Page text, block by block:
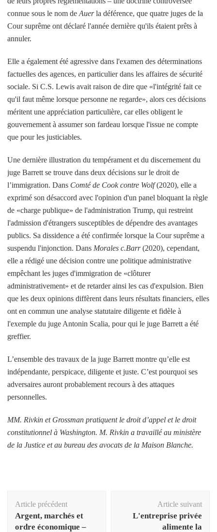
connue sous le nom de Auerla déférence, que quatre juges de la
Cour suprême ont déclaré l'année dernière qu'ils étaient prêts à
annuler.
Elle a également été agressive dans l'examen des déterminations
factuelles des agences, en particulier dans les affaires de sécurité
sociale. Si C.S. Lewis avait raison de dire que «l'intégrité fait ce
qu'il faut même lorsque personne ne regarde», alors ces décisions
méritent une appréciation particulière, car elles obligent le
gouvernement à assumer son fardeau lorsque l'issue ne compte
que pour les justiciables.
Une dernière illustration du tempérament et du discernement du
juge Barrett se trouve dans deux décisions sur le droit de
l’immigration. Dans Comté de Cook contre Wolf(2020), elle a
exprimé son désaccord avec l'opinion d'un panel bloquant la règle
de «charge publique» de l'administration Trump, qui restreint
l'admission d'étrangers susceptibles de dépendre des avantages
publics. Sa dissidence a été confirmée lorsque la Cour suprême a
suspendu l'injonction. Dans Morales c.Barr(2020), cependant,
elle a rédigé une décision contre une politique administrative
empêchant les juges d'immigration de «clôturer
administrativement» et de retarder ainsi les cas d'expulsion. Bien
que les deux opinions diffèrent dans leurs résultats financiers, elles
ont en commun une analyse statutaire diligente et fidèle à
l'exemple du juge Antonin Scalia, pour qui le juge Barrett a été
greffier.
L’ensemble des travaux de la juge Barrett montre qu’elle est
indépendante, perspicace, diligente et juste. C’est pourquoi ses
adversaires auront probablement recours à des attaques
personnelles.
MM. Rivkin et Grossman pratiquent le droit d’appel et le droit
constitutionnel à Washington. M. Rivkin a travaillé au ministère
de la Justice et au bureau des avocats de la Maison Blanche.
d'article
Article précédent
Argent, marchés et
ordre économique –
Article suivant
L'entreprise privée
alimente la